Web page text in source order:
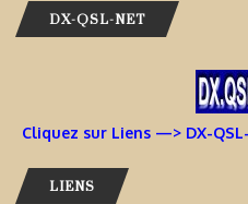
DX-QSL-NET
Cliquez sur Liens —> DX-
LIENS